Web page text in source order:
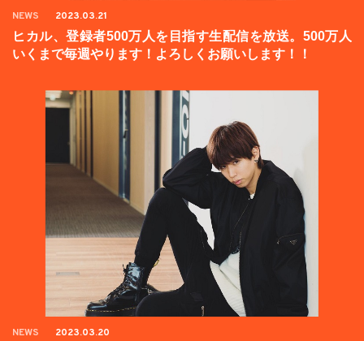
NEWS 2023.03.21
ヒカル、登録者500万人を目指す生配信を放送。500万人
いくまで毎週やります！よろしくお願いします！！
NEWS 2023.03.20